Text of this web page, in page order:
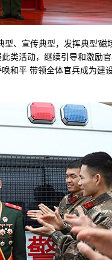
宣传典型，发挥典型‘磁场
类活动，继续引导和激励
和平 带领全体官兵成为建